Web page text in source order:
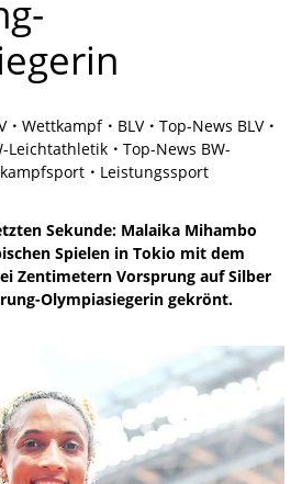
Wettkampf BLV
Top-News BLV
Leichtathletik
Top-News BW-
Leistungssport
Sekunde: Malaika Mihambo
Spielen in Tokio mit dem
Zentimetern Vorsprung auf Silber
Olympiasiegerin gekrönt.